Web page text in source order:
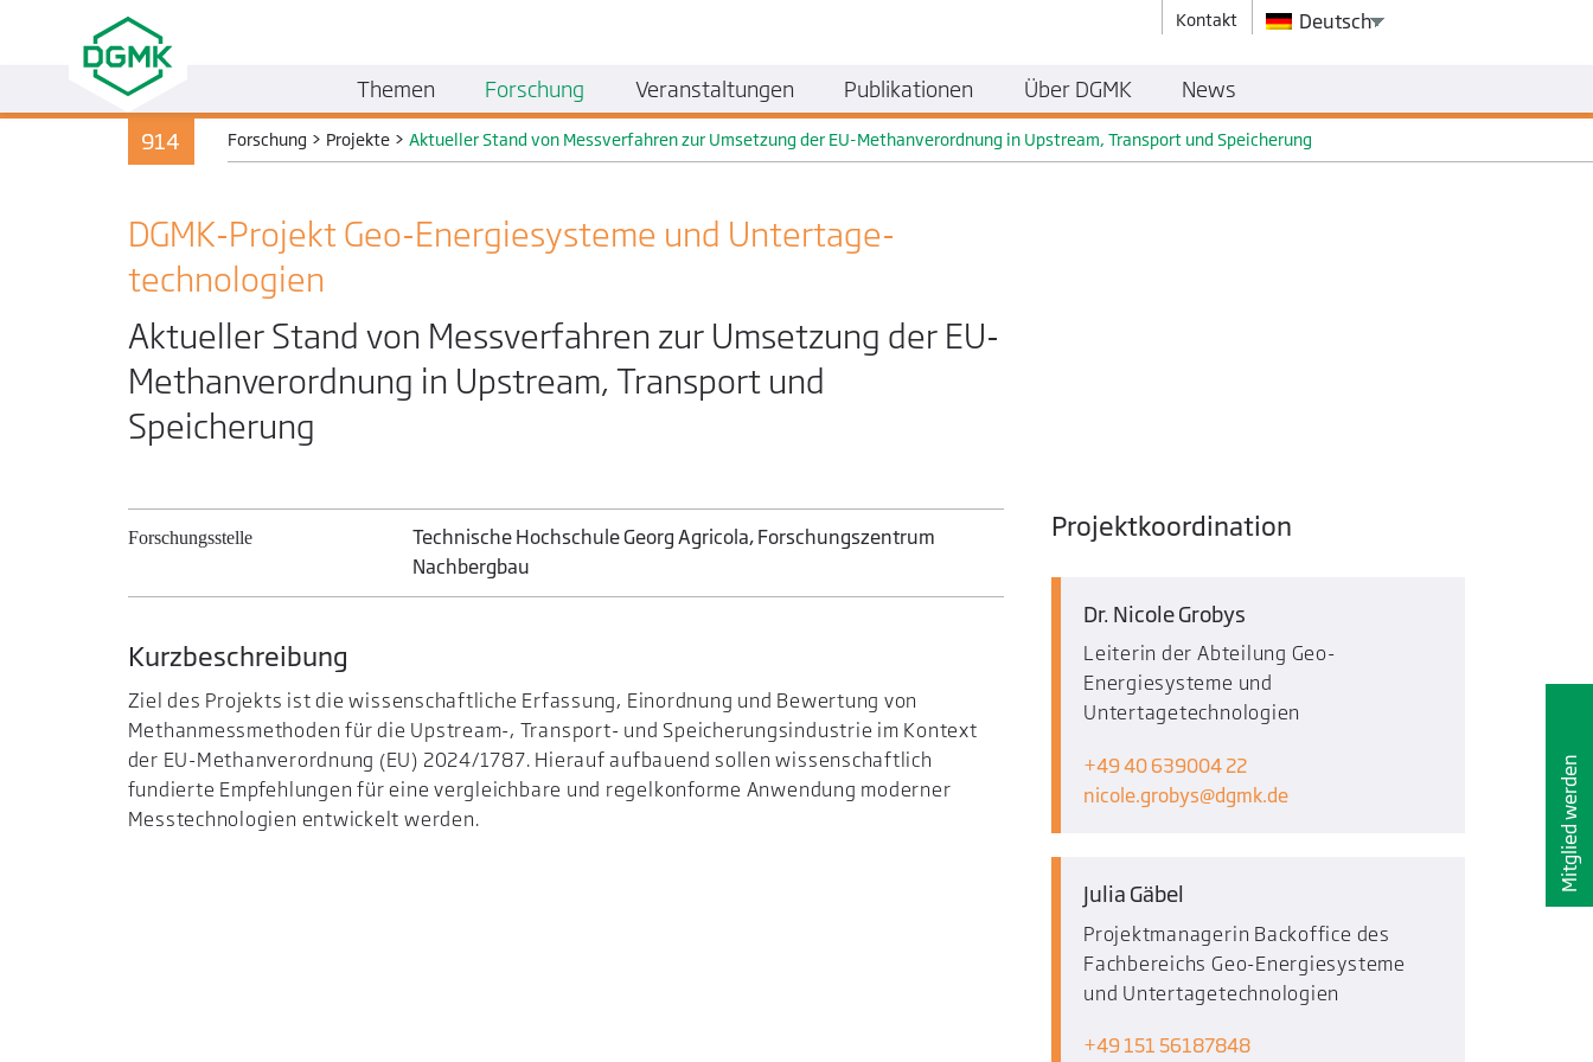
Mitglied werden
914 Forschung > Projekte >Aktueller Stand von Messverfahren zur Umsetzung der EU-Methanverordnung in Upstream, Transport und Speicherung
DGMK-Projekt Geo-Energiesysteme und Untertage­
technologien
Aktueller Stand von Messverfahren zur Umsetzung der EU-
Methanverordnung in Upstream, Transport und
Speicherung
Forschungsstelle
Technische Hochschule Georg Agricola, Forschungszentrum
Nachbergbau
Kurzbeschreibung
Ziel des Projekts ist die wissenschaftliche Erfassung, Einordnung und Bewertung von
Methanmessmethoden für die Upstream-, Transport- und Speicherungsindustrie im Kontext
der EU-Methanverordnung (EU) 2024/1787. Hierauf aufbauend sollen wissenschaftlich
fundierte Empfehlungen für eine vergleichbare und regelkonforme Anwendung moderner
Messtechnologien entwickelt werden.
Projektkoordination
Dr. Nicole Grobys
Leiterin der Abteilung Geo-
Energiesysteme und
Untertagetechnologien
+49 40 639004 22
nicole.grobys
dgmk.de
Julia Gäbel
Projektmanagerin Backoffice des
Fachbereichs Geo-Energiesysteme
und Untertagetechnologien
+49 151 56187848
Kontakt Deutsch
Themen Forschung Veranstaltungen Publikationen Über DGMK News